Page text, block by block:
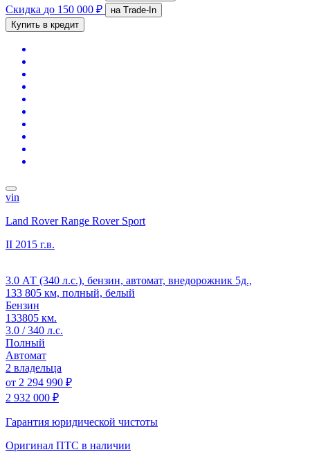
Скидка до 150 000 ₽
на Trade-In
Купить в кредит
vin
Land Rover Range Rover Sport
II 2015 г.в.
3.0 АТ (340 л.с.), бензин, автомат, внедорожник 5д.,
133 805 км, полный, белый
Бензин
133805 км.
3.0 / 340 л.с.
Полный
Автомат
2 владельца
от 2 294 990 ₽
2 932 000 ₽
Гарантия юридической чистоты
Оригинал ПТС в наличии